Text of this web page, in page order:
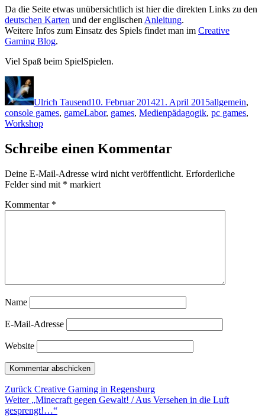
Da die Seite etwas unübersichtlich ist hier die direkten Links zu den
deutschen Karten und der englischen Anleitung.
Weitere Infos zum Einsatz des Spiels findet man im Creative
Gaming Blog.
Viel Spaß beim SpielSpielen.
Ulrich Tausend10. Februar 201421. April 2015allgemein,
console games, gameLabor, games, Medienpädagogik, pc games,
Workshop
Schreibe einen Kommentar
Deine E-Mail-Adresse wird nicht veröffentlicht. Erforderliche
Felder sind mit * markiert
Kommentar *
Name
E-Mail-Adresse
Website
Beitragsnavigation
Zurück Vorheriger
Beitrag:
Creative Gaming in Regensburg
Weiter
Nächster
Beitrag:
„Minecraft gegen Gewalt! / Aus Versehen in die Luft
gesprengt!…“